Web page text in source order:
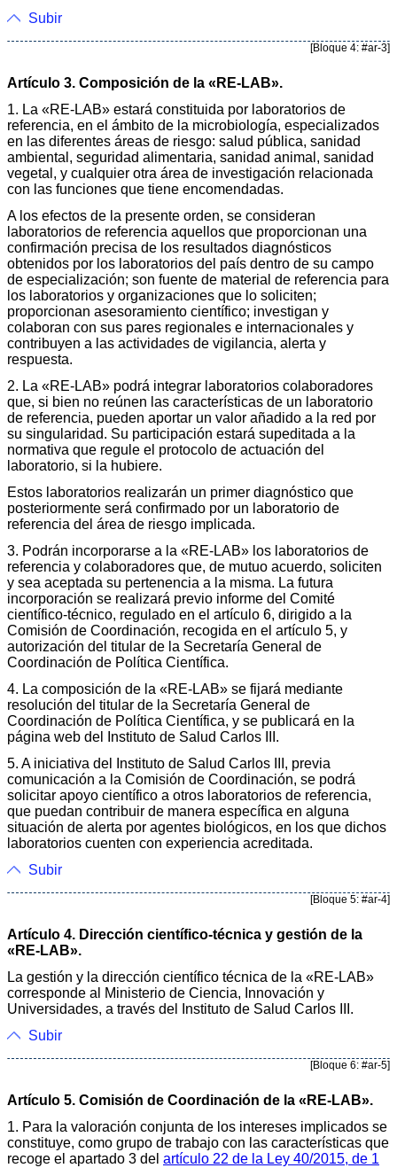
Subir
[Bloque 4: #ar-3]
Artículo 3. Composición de la «RE-LAB».
1. La «RE-LAB» estará constituida por laboratorios de
referencia, en el ámbito de la microbiología, especializados
en las diferentes áreas de riesgo: salud pública, sanidad
ambiental, seguridad alimentaria, sanidad animal, sanidad
vegetal, y cualquier otra área de investigación relacionada
con las funciones que tiene encomendadas.
A los efectos de la presente orden, se consideran
laboratorios de referencia aquellos que proporcionan una
confirmación precisa de los resultados diagnósticos
obtenidos por los laboratorios del país dentro de su campo
de especialización; son fuente de material de referencia para
los laboratorios y organizaciones que lo soliciten;
proporcionan asesoramiento científico; investigan y
colaboran con sus pares regionales e internacionales y
contribuyen a las actividades de vigilancia, alerta y
respuesta.
2. La «RE-LAB» podrá integrar laboratorios colaboradores
que, si bien no reúnen las características de un laboratorio
de referencia, pueden aportar un valor añadido a la red por
su singularidad. Su participación estará supeditada a la
normativa que regule el protocolo de actuación del
laboratorio, si la hubiere.
Estos laboratorios realizarán un primer diagnóstico que
posteriormente será confirmado por un laboratorio de
referencia del área de riesgo implicada.
3. Podrán incorporarse a la «RE-LAB» los laboratorios de
referencia y colaboradores que, de mutuo acuerdo, soliciten
y sea aceptada su pertenencia a la misma. La futura
incorporación se realizará previo informe del Comité
científico-técnico, regulado en el artículo 6, dirigido a la
Comisión de Coordinación, recogida en el artículo 5, y
autorización del titular de la Secretaría General de
Coordinación de Política Científica.
4. La composición de la «RE-LAB» se fijará mediante
resolución del titular de la Secretaría General de
Coordinación de Política Científica, y se publicará en la
página web del Instituto de Salud Carlos III.
5. A iniciativa del Instituto de Salud Carlos III, previa
comunicación a la Comisión de Coordinación, se podrá
solicitar apoyo científico a otros laboratorios de referencia,
que puedan contribuir de manera específica en alguna
situación de alerta por agentes biológicos, en los que dichos
laboratorios cuenten con experiencia acreditada.
Subir
[Bloque 5: #ar-4]
Artículo 4. Dirección científico-técnica y gestión de la
«RE-LAB».
La gestión y la dirección científico técnica de la «RE-LAB»
corresponde al Ministerio de Ciencia, Innovación y
Universidades, a través del Instituto de Salud Carlos III.
Subir
[Bloque 6: #ar-5]
Artículo 5. Comisión de Coordinación de la «RE-LAB».
1. Para la valoración conjunta de los intereses implicados se
constituye, como grupo de trabajo con las características que
recoge el apartado 3 del artículo 22 de la Ley 40/2015, de 1